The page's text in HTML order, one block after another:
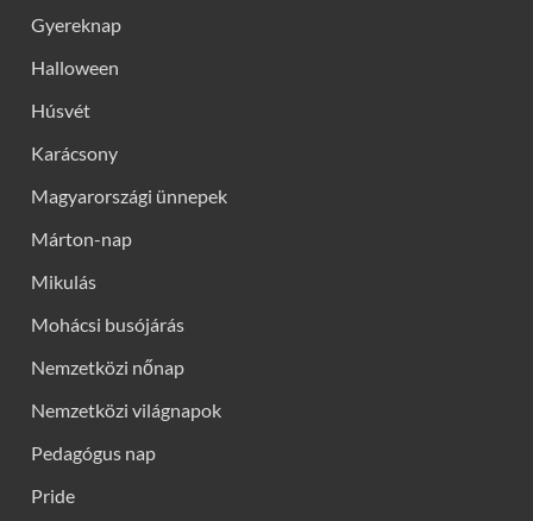
Gyereknap
Halloween
Húsvét
Karácsony
Magyarországi ünnepek
Márton-nap
Mikulás
Mohácsi busójárás
Nemzetközi nőnap
Nemzetközi világnapok
Pedagógus nap
Pride